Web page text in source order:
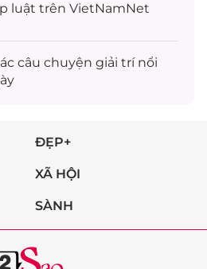
luật trên VietNamNet
câu chuyện giải trínổi
ĐẸP+
XÃ HỘI
SÀNH